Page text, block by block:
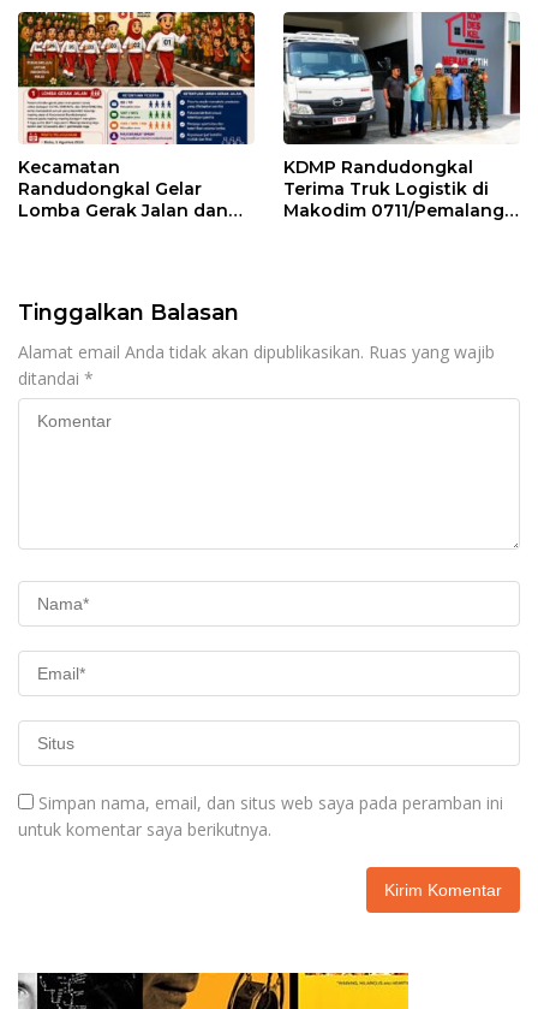
Kecamatan
Randudongkal Gelar
Lomba Gerak Jalan dan
KDMP Randudongkal
Terima Truk Logistik di
Makodim 0711/Pemalang
Tinggalkan Balasan
Alamat email Anda tidak akan dipublikasikan. Ruas yang wajib
ditandai *
Simpan nama, email, dan situs web saya pada peramban ini
untuk komentar saya berikutnya.